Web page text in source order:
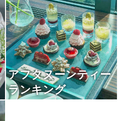
アフタヌーンティー
ランキング